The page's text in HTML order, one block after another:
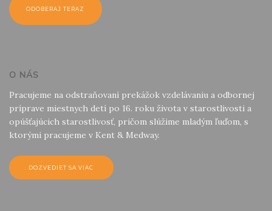
O NÁS
Pracujeme na odstraňovaní prekážok vzdelávaniu a odbornej
príprave miestnych detí po 16. roku života v starostlivosti a
opúšťajúcich starostlivosť, pričom slúžime mladým ľuďom, s
ktorými pracujeme v Kent & Medway.
DOZVEDIEŤ SA VIAC